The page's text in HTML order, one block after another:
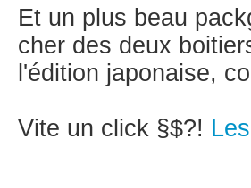
Et un plus beau
cher des deux
l'édition japonaise,
Vite un click §$?!